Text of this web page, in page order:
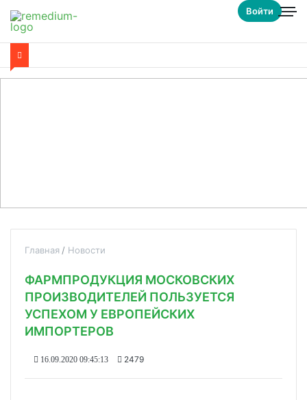
Войти
Главная Новости
ФАРМПРОДУКЦИЯ МОСКОВСКИХ
ПРОИЗВОДИТЕЛЕЙ ПОЛЬЗУЕТСЯ
УСПЕХОМ У ЕВРОПЕЙСКИХ
ИМПОРТЕРОВ
16.09.2020 09:45:13 2479